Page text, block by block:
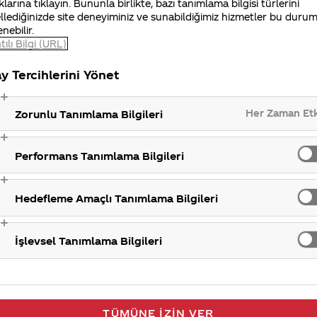
seçildi. Ancak hala Facebook’ta bulunan “Bu
uygulamamız üzerinden kendi
paylaşabilirsiniz. Ayrıca, Türkiye’nin çeşitli
özel
ve tarihleri ile ilgili bilgi alabilirsiniz.
tıklayın. Bununla birlikte, bazı tanımlama bilgisi türlerini
site deneyiminiz ve sunabildiğimiz hizmetler bu
Bilgi (URL)
Tercihlerini Yönet
Zorunlu Tanımlama Bilgileri Her Zaman
Performans Tanımlama Bilgileri
Hedefleme Amaçlı Tanımlama Bilgileri
İşlevsel Tanımlama Bilgileri
TÜMÜNE İZIN VER